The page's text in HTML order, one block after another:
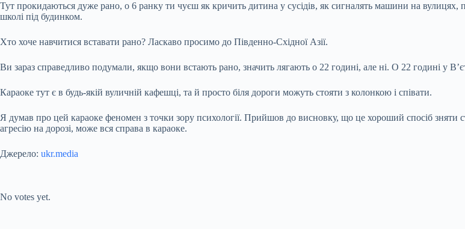
Тут прокидаються дуже рано, о 6 ранку ти чуєш як кричить дитина у сусідів, як сигналять машини на вулицях,
школі під будинком.
Хто хоче навчитися вставати рано? Ласкаво просимо до Південно-Східної Азії.
Ви зараз справедливо подумали, якщо вони встають рано, значить лягають о 22 годині, але ні. О 22 годині у
Караоке тут є в будь-якій вуличній кафешці, та й просто біля дороги можуть стояти з колонкою і співати.
Я думав про цей караоке феномен з точки зору психології. Прийшов до висновку, що це хороший спосіб зняти
агресію на дорозі, може вся справа в караоке.
Джерело: ukr.media
No votes yet.